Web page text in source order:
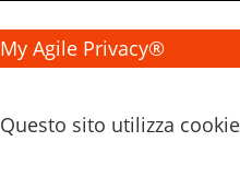
My Agile Privacy®
Questo sito utilizza